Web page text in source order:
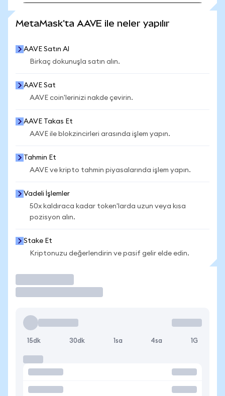
MetaMask'ta AAVE ile neler yapılır
AAVE Satın Al
Birkaç dokunuşla satın alın.
AAVE Sat
AAVE coin'lerinizi nakde çevirin.
AAVE Takas Et
AAVE ile blokzincirleri arasında işlem yapın.
Tahmin Et
AAVE ve kripto tahmin piyasalarında işlem yapın.
Vadeli İşlemler
50x kaldıraca kadar token'larda uzun veya kısa
pozisyon alın.
Stake Et
Kriptonuzu değerlendirin ve pasif gelir elde edin.
15dk 30dk 1sa 4sa 1G